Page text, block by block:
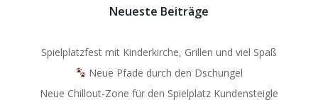
Neueste Beiträge
Spielplatzfest mit Kinderkirche, Grillen und viel Spaß
Neue Pfade durch den Dschungel
Neue Chillout-Zone für den Spielplatz Kundensteigle